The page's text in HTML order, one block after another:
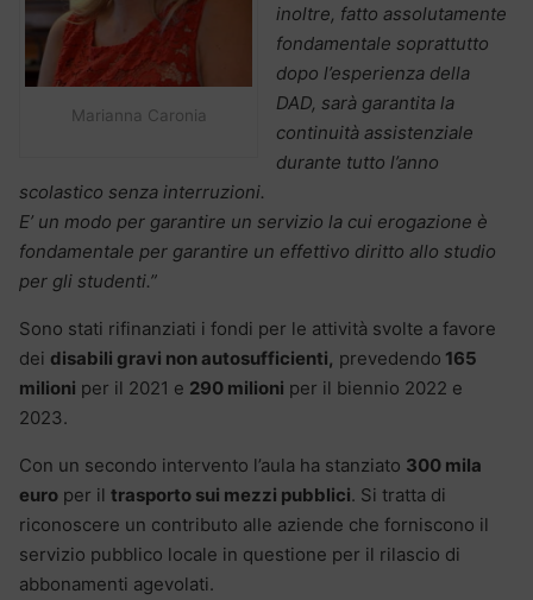
Marianna Caronia
inoltre, fatto assolutamente
fondamentale soprattutto
dopo l’esperienza della
DAD, sarà garantita la
continuità assistenziale
durante tutto l’anno
scolastico senza interruzioni.
E’ un modo per garantire un servizio la cui erogazione è
fondamentale per garantire un effettivo diritto allo studio
per gli studenti.”
Sono stati rifinanziati i fondi per le attività svolte a favore
dei disabili gravi non autosufficienti, prevedendo 165
milioni per il 2021 e 290 milioni per il biennio 2022 e
2023.
Con un secondo intervento l’aula ha stanziato 300 mila
euro per il trasporto sui mezzi pubblici. Si tratta di
riconoscere un contributo alle aziende che forniscono il
servizio pubblico locale in questione per il rilascio di
abbonamenti agevolati.